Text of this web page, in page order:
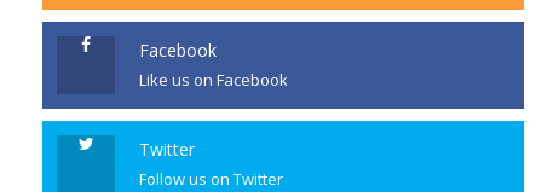
Facebook
Like us on Facebook
Twitter
Follow us on Twitter